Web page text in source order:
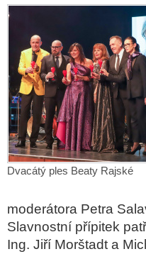
Dvacátý ples Beaty Rajské
moderátora Petra
Slavnostní přípitek
Ing. Jiří Morštadt a